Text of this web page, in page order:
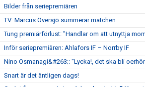
Bilder från seriepremiären
TV: Marcus Översjö summerar matchen
Tung premiärförlust: "Handlar om att utnyttja
Inför seriepremiären: Ahlafors IF – Norrby IF
Nino Osmanagi&#263;: "Lycka!, det ska bli
Snart är det äntligen dags!